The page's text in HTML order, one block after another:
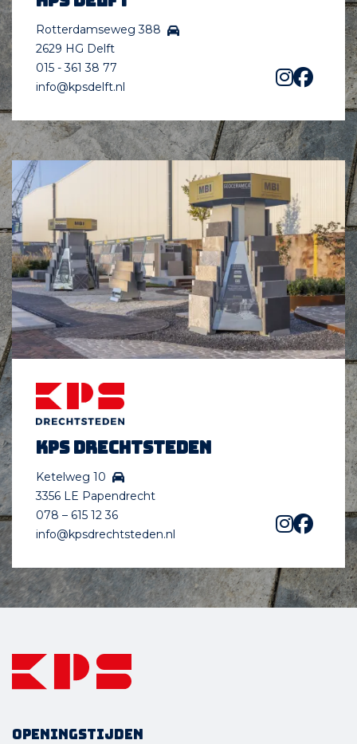
Rotterdamseweg 388
2629 HG Delft
015 - 361 38 77
info@kpsdelft.nl
KPS Drechtsteden
Ketelweg 10
3356 LE Papendrecht
078 – 615 12 36
info@kpsdrechtsteden.nl
Openingstijden